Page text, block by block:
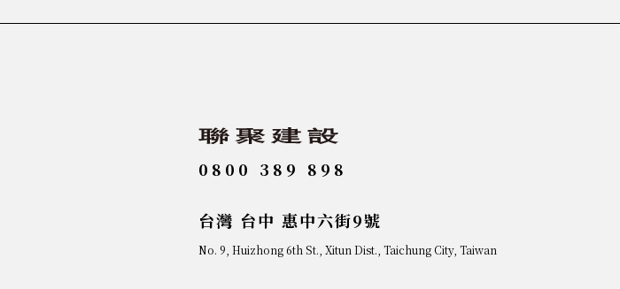
0800 389 898
台灣 台中 惠中六街9號
No. 9, Huizhong 6th St., Xitun Dist., Taichung City, Taiwan